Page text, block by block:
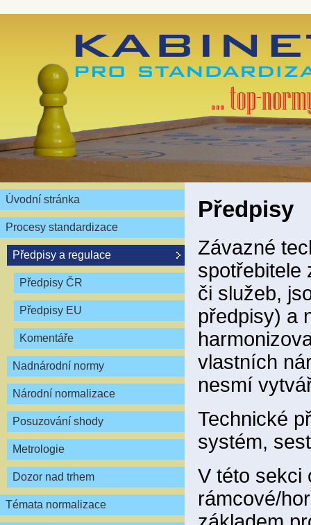
Úvodní stránka
Procesy standardizace
Předpisy a regulace
Předpisy ČR
Předpisy EU
Komentáře
Nadnárodní normy
Národní normalizace
Posuzování shody
Metrologie
Dozor nad trhem
Témata normalizace
Předpisy
Závazné
spotřebitele
či služeb,
předpisy) a
vlastních
nesmí
Technické
systém,
V této sekci
rámcové/